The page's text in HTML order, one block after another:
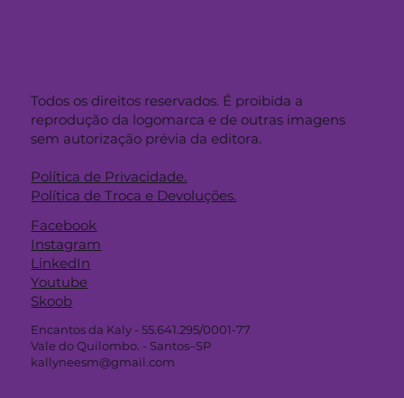
Todos os direitos reservados. É proibida a
reprodução da logomarca e de outras imagens
sem autorização prévia da editora.
Política de Privacidade.
Política de Troca e Devoluções.
Facebook
Instagram
LinkedIn
Youtube
Skoob
Encantos da Kaly - 55.641.295/0001-77
Vale do Quilombo. - Santos–SP
kallyneesm@gmail.com